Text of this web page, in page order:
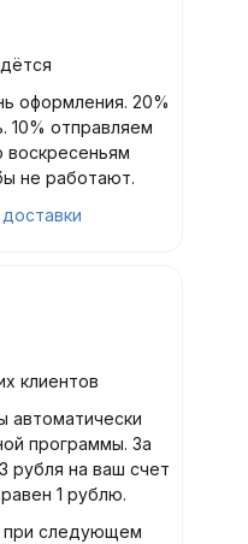
оформления. 20%
10% отправляем
воскресеньям
не работают.
клиентов
автоматически
программы. За
рубля на ваш счет
1 рублю.
при следующем